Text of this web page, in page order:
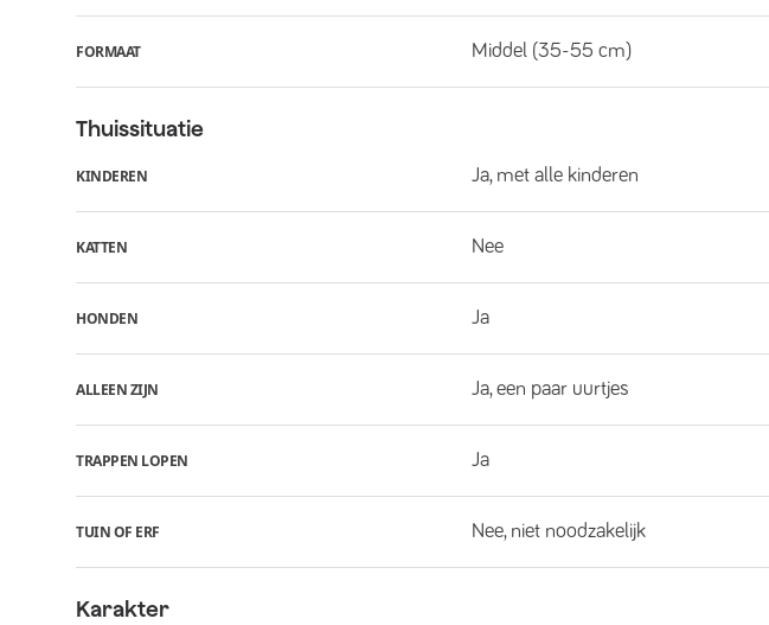
FORMAAT Middel (35-55 cm)
Thuissituatie
KINDEREN Ja, met alle kinderen
KATTEN Nee
HONDEN Ja
ALLEEN ZIJN Ja, een paar uurtjes
TRAPPEN LOPEN Ja
TUIN OF ERF Nee, niet noodzakelijk
Karakter